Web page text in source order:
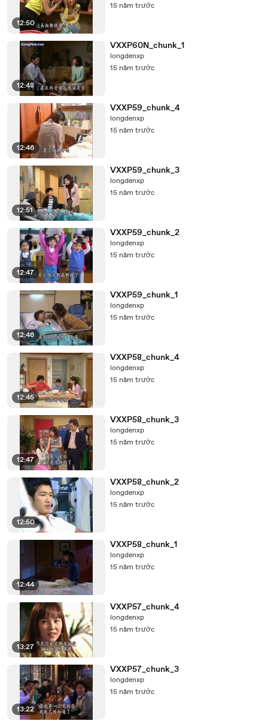
12:50
15 năm trước
12:48
VXXP60N_chunk_1
longdenxp
15 năm trước
12:46
VXXP59_chunk_4
longdenxp
15 năm trước
12:51
VXXP59_chunk_3
longdenxp
15 năm trước
12:47
VXXP59_chunk_2
longdenxp
15 năm trước
12:46
VXXP59_chunk_1
longdenxp
15 năm trước
12:45
VXXP58_chunk_4
longdenxp
15 năm trước
12:47
VXXP58_chunk_3
longdenxp
15 năm trước
12:50
VXXP58_chunk_2
longdenxp
15 năm trước
12:44
VXXP58_chunk_1
longdenxp
15 năm trước
13:27
VXXP57_chunk_4
longdenxp
15 năm trước
13:22
VXXP57_chunk_3
longdenxp
15 năm trước